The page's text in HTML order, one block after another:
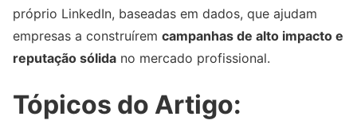
próprio LinkedIn, baseadas em dados, que ajudam
empresas a construírem campanhas de alto impacto e
reputação sólida no mercado profissional.
Tópicos do Artigo: